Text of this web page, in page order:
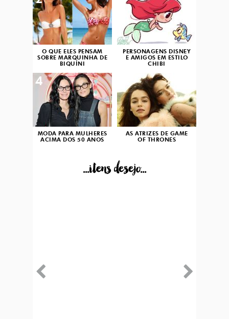
O QUE ELES PENSAM
SOBRE MARQUINHA DE
BIQUÍNI
PERSONAGENS DISNEY
E AMIGOS EM ESTILO
CHIBI
MODA PARA MULHERES
ACIMA DOS 50 ANOS
4
AS ATRIZES DE GAME
OF THRONES
...itens desejo...